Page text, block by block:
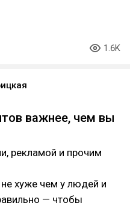
1.6K
важнее, чем вы
рекламой и прочим
хуже чем у людей и
— чтобы